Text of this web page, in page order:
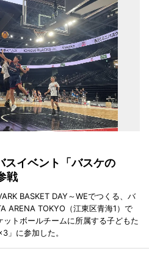
スイベント「バスケの
戦
BASKET DAY～WEでつくる、バ
ARENA TOKYO（江東区青海1）で
トボールチームに所属する子どもた
」に参加した。